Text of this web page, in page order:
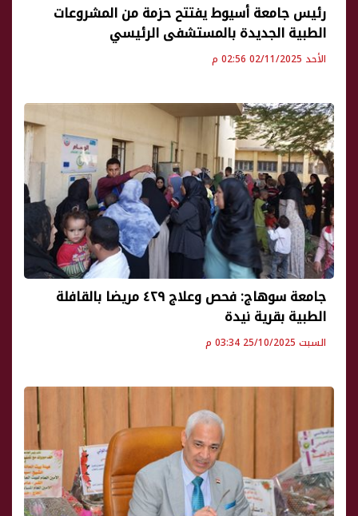
رئيس جامعة أسيوط يفتتح حزمة من المشروعات
الطبية الجديدة بالمستشفى الرئيسي
الأحد 02/11/2025 02:56 م
جامعة سوهاج: فحص وعلاج ٤٢٩ مريضا بالقافلة
الطبية بقرية نيدة
السبت 25/10/2025 03:34 م